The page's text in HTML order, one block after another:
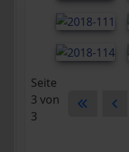
Seite
3 von
3